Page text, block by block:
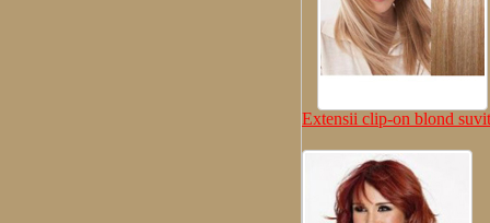
Extensii clip-on blond